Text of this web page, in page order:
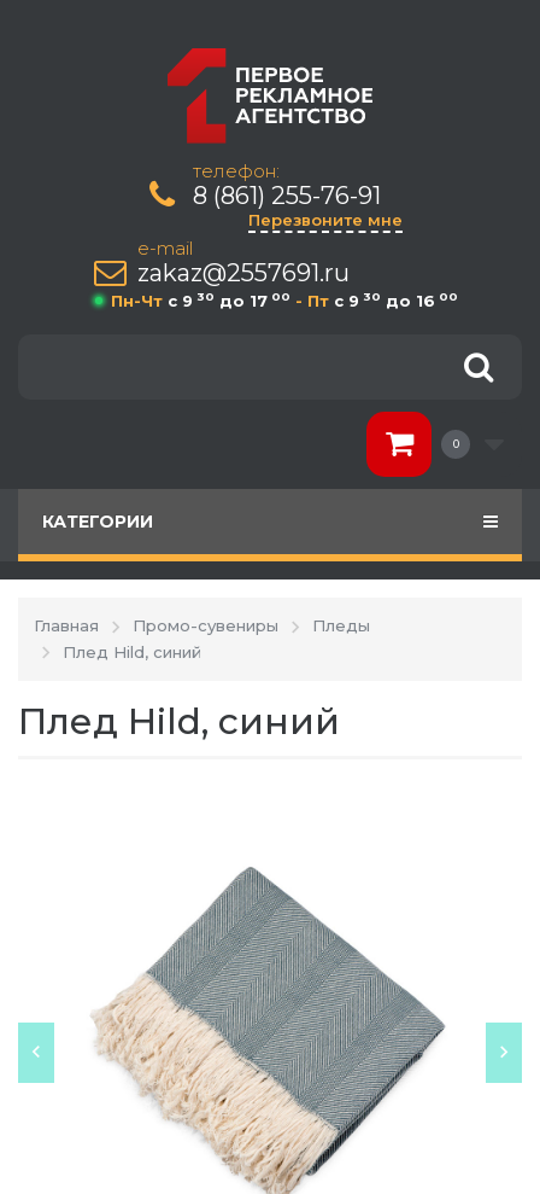
телефон:
8 (861) 255-76-91
Перезвоните мне
e-mail
zakaz@2557691.ru
Пн-Чт c 9 30 до 17 00 - Пт c 9 30 до 16 00
0
КАТЕГОРИИ
Главная Промо-сувениры
Пледы
Плед Hild, синий
Плед Hild, синий